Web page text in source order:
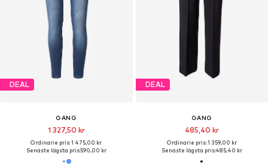
DEAL
GANG
1 327,50 kr
Ordinarie pris: 1 475,00 kr
Senaste lägsta pris:590,00 kr
DEAL
GANG
485,40 kr
Ordinarie pris: 1 359,00 kr
Senaste lägsta pris:485,40 kr